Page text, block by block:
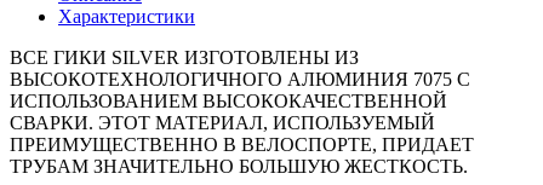
Характеристики
ВСЕ ГИКИ SILVER ИЗГОТОВЛЕНЫ ИЗ
ВЫСОКОТЕХНОЛОГИЧНОГО АЛЮМИНИЯ 7075 С
ИСПОЛЬЗОВАНИЕМ ВЫСОКОКАЧЕСТВЕННОЙ
СВАРКИ. ЭТОТ МАТЕРИАЛ, ИСПОЛЬЗУЕМЫЙ
ПРЕИМУЩЕСТВЕННО В ВЕЛОСПОРТЕ, ПРИДАЕТ
ТРУБАМ ЗНАЧИТЕЛЬНО БОЛЬШУЮ ЖЕСТКОСТЬ.